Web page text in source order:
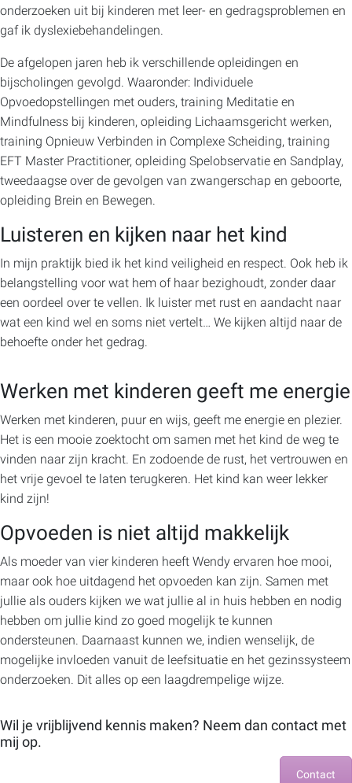
onderzoeken uit bij kinderen met leer- en gedragsproblemen en
gaf ik dyslexiebehandelingen.
De afgelopen jaren heb ik verschillende opleidingen en
bijscholingen gevolgd. Waaronder: Individuele
Opvoedopstellingen met ouders, training Meditatie en
Mindfulness bij kinderen, opleiding Lichaamsgericht werken,
training Opnieuw Verbinden in Complexe Scheiding, training
EFT Master Practitioner, opleiding Spelobservatie en Sandplay,
tweedaagse over de gevolgen van zwangerschap en geboorte,
opleiding Brein en Bewegen.
Luisteren en kijken naar het kind
In mijn praktijk bied ik het kind veiligheid en respect. Ook heb ik
belangstelling voor wat hem of haar bezighoudt, zonder daar
een oordeel over te vellen. Ik luister met rust en aandacht naar
wat een kind wel en soms niet vertelt… We kijken altijd naar de
behoefte onder het gedrag.
Werken met kinderen geeft me energie
Werken met kinderen, puur en wijs, geeft me energie en plezier.
Het is een mooie zoektocht om samen met het kind de weg te
vinden naar zijn kracht. En zodoende de rust, het vertrouwen en
het vrije gevoel te laten terugkeren. Het kind kan weer lekker
kind zijn!
Opvoeden is niet altijd makkelijk
Als moeder van vier kinderen heeft Wendy ervaren hoe mooi,
maar ook hoe uitdagend het opvoeden kan zijn. Samen met
jullie als ouders kijken we wat jullie al in huis hebben en nodig
hebben om jullie kind zo goed mogelijk te kunnen
ondersteunen. Daarnaast kunnen we, indien wenselijk, de
mogelijke invloeden vanuit de leefsituatie en het gezinssysteem
onderzoeken. Dit alles op een laagdrempelige wijze.
Wil je vrijblijvend kennis maken? Neem dan contact met
mij op.
Contact